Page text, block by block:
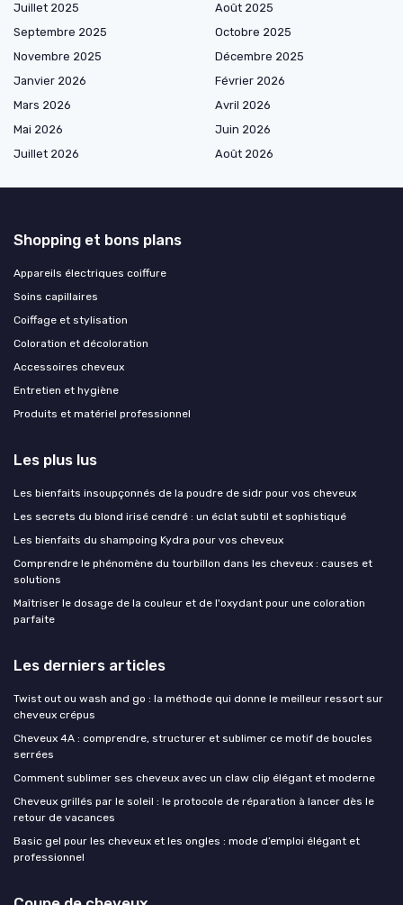
Juillet 2025
Août 2025
Septembre 2025
Octobre 2025
Novembre 2025
Décembre 2025
Janvier 2026
Février 2026
Mars 2026
Avril 2026
Mai 2026
Juin 2026
Juillet 2026
Août 2026
Shopping et bons plans
Appareils électriques coiffure
Soins capillaires
Coiffage et stylisation
Coloration et décoloration
Accessoires cheveux
Entretien et hygiène
Produits et matériel professionnel
Les plus lus
Les bienfaits insoupçonnés de la poudre de sidr pour vos cheveux
Les secrets du blond irisé cendré : un éclat subtil et sophistiqué
Les bienfaits du shampoing Kydra pour vos cheveux
Comprendre le phénomène du tourbillon dans les cheveux : causes et
solutions
Maîtriser le dosage de la couleur et de l'oxydant pour une coloration
parfaite
Les derniers articles
Twist out ou wash and go : la méthode qui donne le meilleur ressort sur
cheveux crépus
Cheveux 4A : comprendre, structurer et sublimer ce motif de boucles
serrées
Comment sublimer ses cheveux avec un claw clip élégant et moderne
Cheveux grillés par le soleil : le protocole de réparation à lancer dès le
retour de vacances
Basic gel pour les cheveux et les ongles : mode d’emploi élégant et
professionnel